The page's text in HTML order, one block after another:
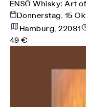
ENSŌ Whisky: Art
Donnerstag, 15
Hamburg, 22081
49 €